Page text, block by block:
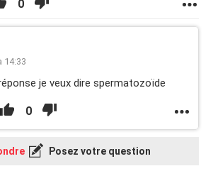
0
14:33
je veux dire spermatozoïde
0
Posez votre question